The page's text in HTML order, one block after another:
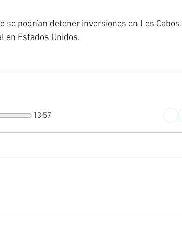
se podrían detener inversiones en Los Cabos.
en Estados Unidos.
13:57